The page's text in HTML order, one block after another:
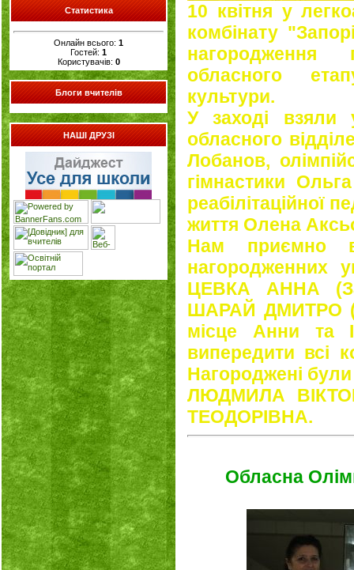
Статистика
Онлайн всього: 1
Гостей: 1
Користувачів: 0
Блоги вчителів
НАШІ ДРУЗІ
10 квітня у
комбінату
нагородження
обласного
культури.
У заході взяли
обласного
Лобанов,
гімнастики
реабілітаційної
життя Олена
Нам приємно
нагородженних
ЦЕВКА АННА
ШАРАЙ ДМИТРО
місце Анни та
випередити всі
Нагороджені
ЛЮДМИЛА
ТЕОДОРІВНА.
Обласна